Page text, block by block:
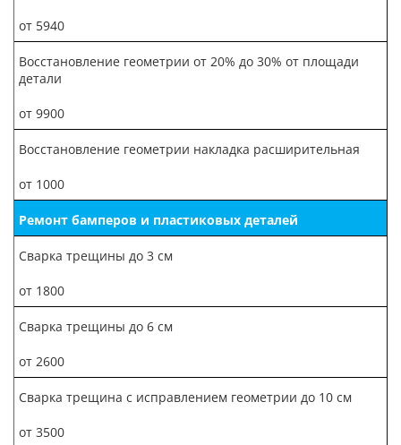
от 5940
Восстановление геометрии от 20% до 30% от площади
детали
от 9900
Восстановление геометрии накладка расширительная
от 1000
Ремонт бамперов и пластиковых деталей
Сварка трещины до 3 см
от 1800
Сварка трещины до 6 см
от 2600
Сварка трещина с исправлением геометрии до 10 см
от 3500